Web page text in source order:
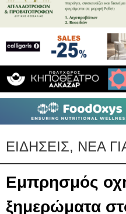
ΕΙΔΗΣΕΙΣ, ΝΕΑ
Εμπρησμός
ξημερώματα